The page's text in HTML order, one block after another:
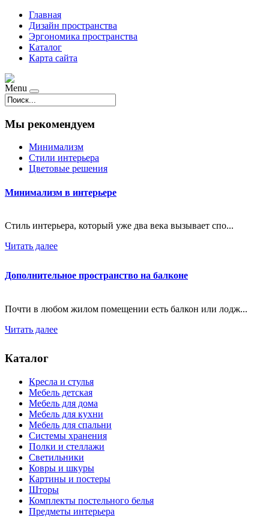
Главная
Дизайн пространства
Эргономика пространства
Каталог
Карта сайта
Menu
Мы рекомендуем
Минимализм
Стили интерьера
Цветовые решения
Минимализм в интерьере
Стиль интерьера, который уже два века вызывает спо...
Читать далее
Дополнительное пространство на балконе
Почти в любом жилом помещении есть балкон или лодж...
Читать далее
Каталог
Кресла и стулья
Мебель детская
Мебель для дома
Мебель для кухни
Мебель для спальни
Системы хранения
Полки и стеллажи
Светильники
Ковры и шкуры
Картины и постеры
Шторы
Комплекты постельного белья
Предметы интерьера